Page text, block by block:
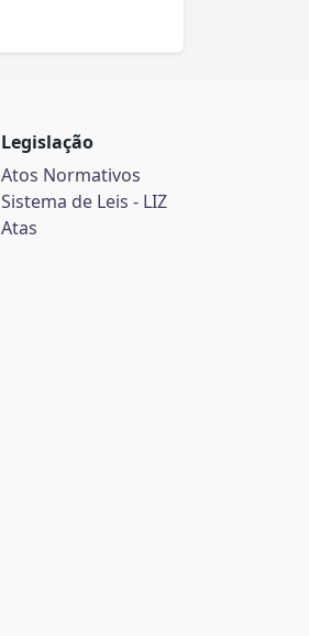
Legislação
Atos Normativos
Sistema de Leis - LIZ
Atas